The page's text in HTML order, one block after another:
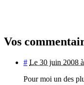
Vos
# Le 30 juin 2008
Pour moi un des